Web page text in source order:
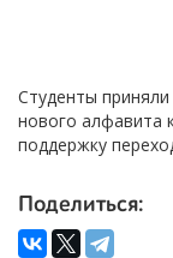
Студенты
нового алфавита
поддержку
Поделиться: